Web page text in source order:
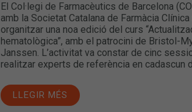
El Col·legi de Farmacèutics de Barcelona
amb la Societat Catalana de Farmàcia Clínica
organitzar una noa edició del curs
hematològica”, amb el patrocini de Bristol-
Janssen. L’activitat va constar de cinc
realitzar experts de referència en cadascun
LLEGIR MÉS